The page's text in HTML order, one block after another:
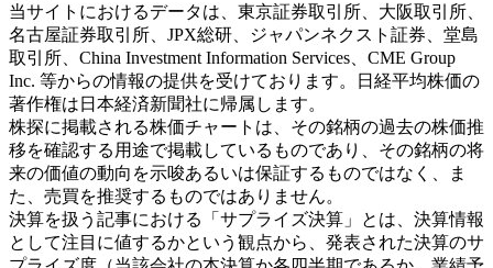
当サイトにおけるデータは、東京証券取引所、大阪取引所、
名古屋証券取引所、JPX総研、ジャパンネクスト証券、堂島
取引所、China Investment Information Services、CME Group
Inc. 等からの情報の提供を受けております。日経平均株価の
著作権は日本経済新聞社に帰属します。
株探に掲載される株価チャートは、その銘柄の過去の株価推
移を確認する用途で掲載しているものであり、その銘柄の将
来の価値の動向を示唆あるいは保証するものではなく、ま
た、売買を推奨するものではありません。
決算を扱う記事における「サプライズ決算」とは、決算情報
として注目に値するかという観点から、発表された決算のサ